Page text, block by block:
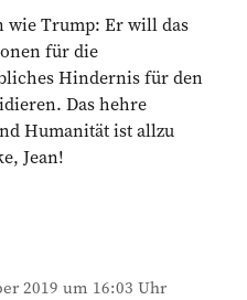
wie Trump: Er will das
für die
Hindernis für den
Das hehre
Humanität ist allzu
Jean!
2019 um 16:03 Uhr